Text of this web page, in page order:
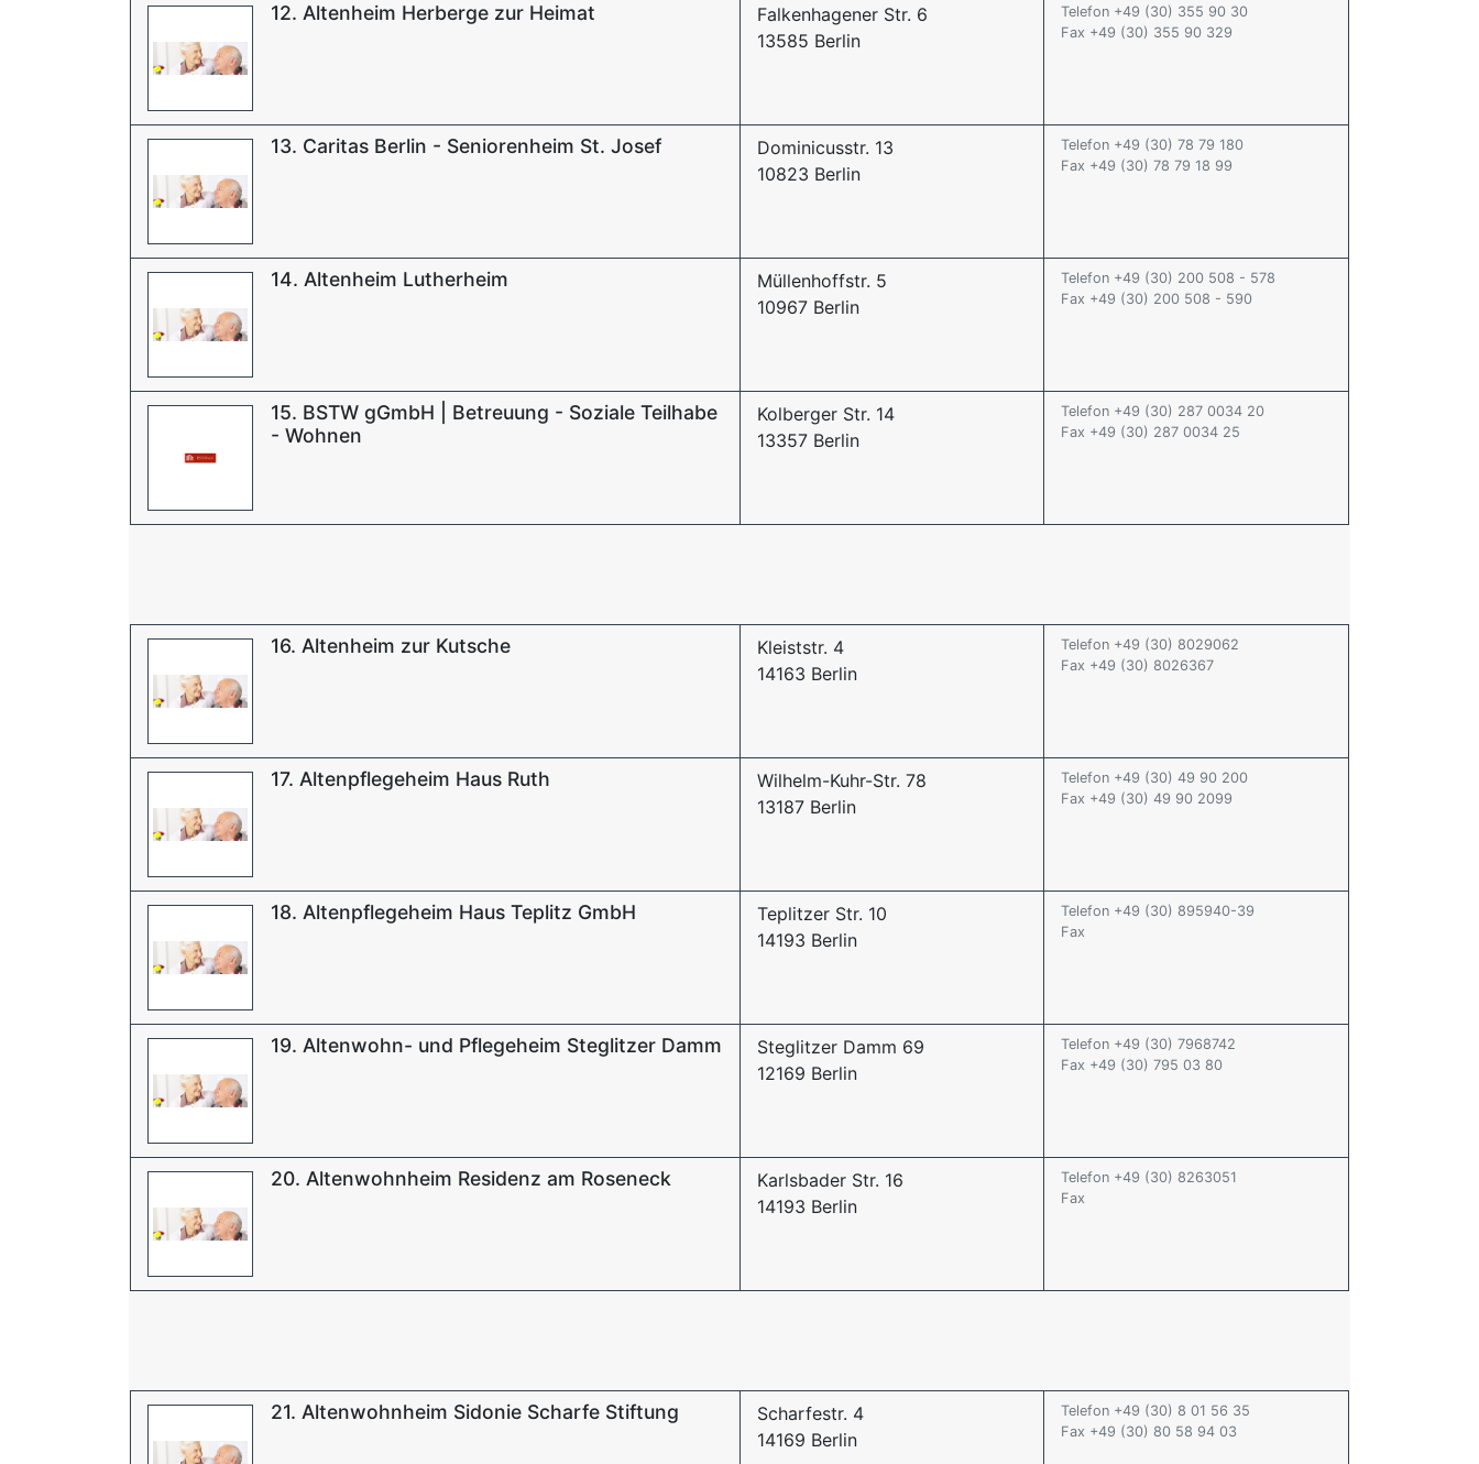
12. Altenheim Herberge zur Heimat
Falkenhagener Str. 6
13585 Berlin
Telefon +49 (30) 355 90 30
Fax +49 (30) 355 90 329
13. Caritas Berlin - Seniorenheim St. Josef
Dominicusstr. 13
10823 Berlin
Telefon +49 (30) 78 79 180
Fax +49 (30) 78 79 18 99
14. Altenheim Lutherheim
Müllenhoffstr. 5
10967 Berlin
Telefon +49 (30) 200 508 - 578
Fax +49 (30) 200 508 - 590
15. BSTW gGmbH | Betreuung - Soziale Teilhabe
- Wohnen
Kolberger Str. 14
13357 Berlin
Telefon +49 (30) 287 0034 20
Fax +49 (30) 287 0034 25
16. Altenheim zur Kutsche
Kleiststr. 4
14163 Berlin
Telefon +49 (30) 8029062
Fax +49 (30) 8026367
17. Altenpflegeheim Haus Ruth
Wilhelm-Kuhr-Str. 78
13187 Berlin
Telefon +49 (30) 49 90 200
Fax +49 (30) 49 90 2099
18. Altenpflegeheim Haus Teplitz GmbH
Teplitzer Str. 10
14193 Berlin
Telefon +49 (30) 895940-39
Fax
19. Altenwohn- und Pflegeheim Steglitzer Damm
Steglitzer Damm 69
12169 Berlin
Telefon +49 (30) 7968742
Fax +49 (30) 795 03 80
20. Altenwohnheim Residenz am Roseneck
Karlsbader Str. 16
14193 Berlin
Telefon +49 (30) 8263051
Fax
21. Altenwohnheim Sidonie Scharfe Stiftung
Scharfestr. 4
14169 Berlin
Telefon +49 (30) 8 01 56 35
Fax +49 (30) 80 58 94 03